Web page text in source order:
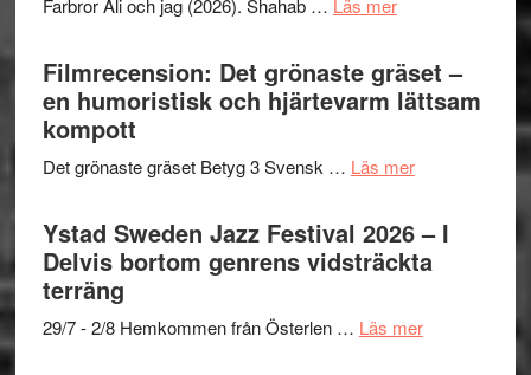
Believe
Vrach
Frankenshtey
med
Mulder
och
Dana
19
titlar
i
Farbror Ali och jag (2026). Shahab … Läs mer
Shahab
Mehrabi
till
Kulturs
Filmrecension: Det grönaste gräset –
en humoristisk och hjärtevarm lättsam
kompott
Det grönaste gräset Betyg 3 Svensk … Läs merom
Det
grönaste
gräset
en
Ystad Sweden Jazz Festival 2026 – I
Delvis bortom genrens vidsträckta
terräng
29/7 - 2/8 Hemkommen från Österlen … Läs merom